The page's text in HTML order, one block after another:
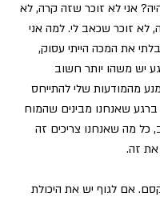
אני לא זוכר שזה קרה, לא
לא זוכר שכאב לי. למה אני
את המכה הייתי עסוק,
יש משהו יותר חשוב
מהמודעות שלי להתייחס
ברגע שאנחנו מבינים שהמוח
כל מה שאנחנו צריכים זה
את זה.
אם לגוף יש את היכולת